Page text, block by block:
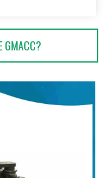
GMACC?